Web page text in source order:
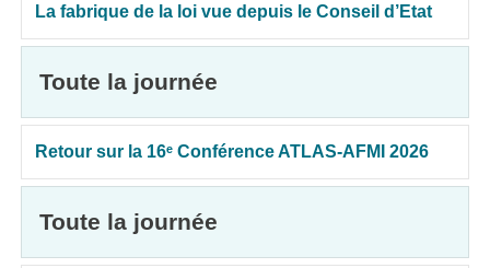
La fabrique de la loi vue depuis le Conseil d’Etat
Toute la journée
Retour sur la 16ᵉ Conférence ATLAS-AFMI 2026
Toute la journée